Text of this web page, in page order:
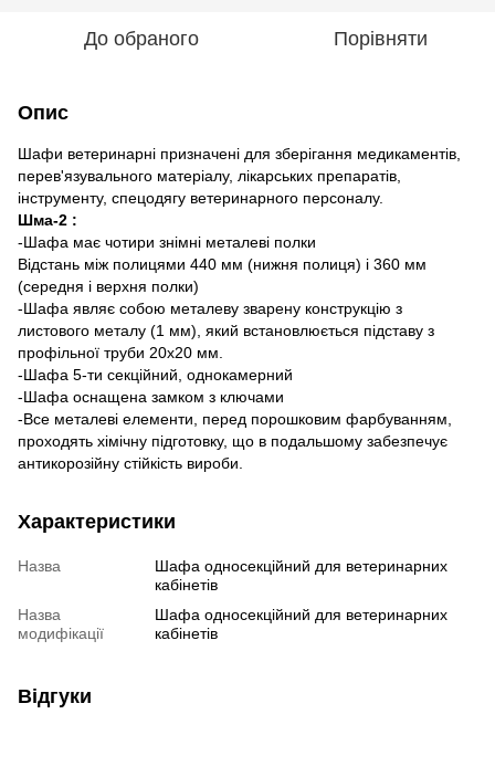
До обраного Порівняти
Опис
Шафи ветеринарні призначені для зберігання медикаментів,
перев'язувального матеріалу, лікарських препаратів,
інструменту, спецодягу ветеринарного персоналу.
Шма-2 :
-Шафа має чотири знімні металеві полки
Відстань між полицями 440 мм (нижня полиця) і 360 мм
(середня і верхня полки)
-Шафа являє собою металеву зварену конструкцію з
листового металу (1 мм), який встановлюється підставу з
профільної труби 20х20 мм.
-Шафа 5-ти секційний, однокамерний
-Шафа оснащена замком з ключами
-Все металеві елементи, перед порошковим фарбуванням,
проходять хімічну підготовку, що в подальшому забезпечує
антикорозійну стійкість вироби.
Характеристики
Назва
Шафа односекційний для ветеринарних
кабінетів
Назва
модифікації
Шафа односекційний для ветеринарних
кабінетів
Відгуки